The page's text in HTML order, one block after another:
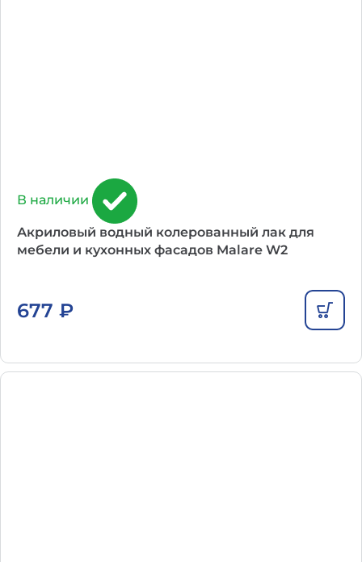
В наличии
Акриловый водный колерованный лак для
мебели и кухонных фасадов Malare W2
677 ₽